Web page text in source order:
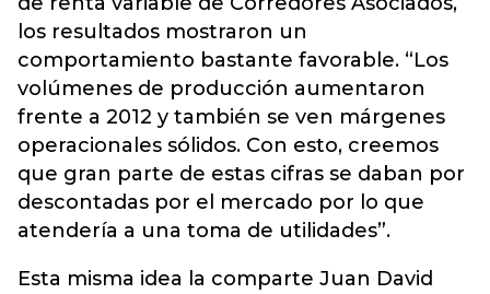
los resultados mostraron un
comportamiento bastante favorable. “Los
volúmenes de producción aumentaron
frente a 2012 y también se ven márgenes
operacionales sólidos. Con esto, creemos
que gran parte de estas cifras se daban por
descontadas por el mercado por lo que
atendería a una toma de utilidades”.
Esta misma idea la comparte Juan David